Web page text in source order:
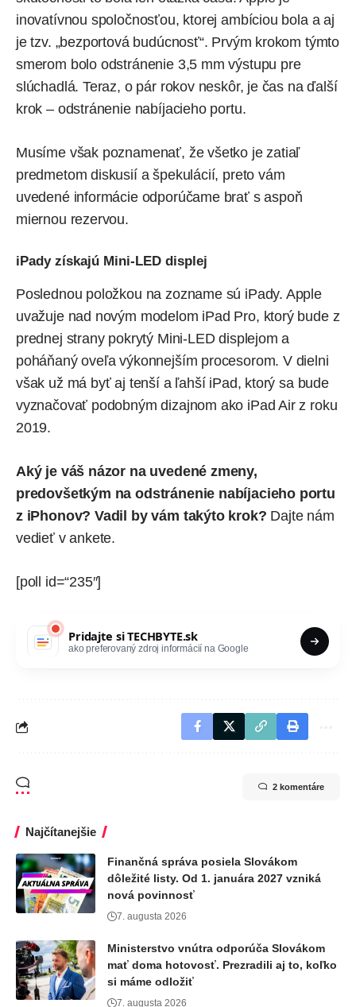
inovatívnou spoločnosťou, ktorej ambíciou bola a aj
je tzv. „bezportová budúcnosť“. Prvým krokom týmto
smerom bolo odstránenie 3,5 mm výstupu pre
slúchadlá. Teraz, o pár rokov neskôr, je čas na ďalší
krok – odstránenie nabíjacieho portu.
Musíme však poznamenať, že všetko je zatiaľ
predmetom diskusií a špekulácií, preto vám
uvedené informácie odporúčame brať s aspoň
miernou rezervou.
iPady získajú Mini-LED displej
Poslednou položkou na zozname sú iPady. Apple
uvažuje nad novým modelom iPad Pro, ktorý bude z
prednej strany pokrytý Mini-LED displejom a
poháňaný oveľa výkonnejším procesorom. V dielni
však už má byť aj tenší a ľahší iPad, ktorý sa bude
vyznačovať podobným dizajnom ako iPad Air z roku
2019.
Aký je váš názor na uvedené zmeny,
predovšetkým na odstránenie nabíjacieho portu
z iPhonov? Vadil by vám takýto krok? Dajte nám
vedieť v ankete.
[poll id=“235″]
Pridajte siTECHBYTE.sk
ako preferovaný zdroj informácií na Google
2 komentáre
Najčítanejšie
Finančná správa posiela Slovákom
dôležité listy. Od 1. januára 2027 vzniká
nová povinnosť
7. augusta 2026
Ministerstvo vnútra odporúča Slovákom
mať doma hotovosť. Prezradili aj to, koľko
si máme odložiť
7. augusta 2026